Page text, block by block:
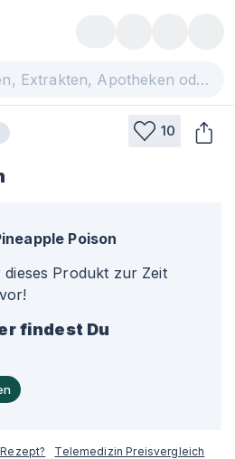
10
Poison
Produkt zur Zeit
findest Du
Telemedizin Preisvergleich